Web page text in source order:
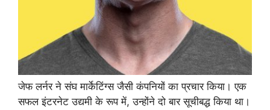
जेफ लर्नर ने संघ मार्केटिंग्स जैसी कंपनियों का प्रचार किया। एक
सफल इंटरनेट उद्यमी के रूप में, उन्होंने दो बार सूचीबद्ध किया था।